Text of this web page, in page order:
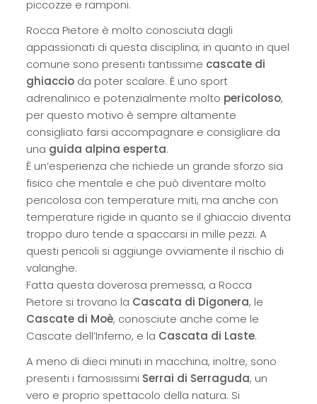
piccozze e ramponi.
Rocca Pietore è molto conosciuta dagli
appassionati di questa disciplina, in quanto in quel
comune sono presenti tantissime cascate di
ghiaccio da poter scalare. È uno sport
adrenalinico e potenzialmente molto pericoloso,
per questo motivo è sempre altamente
consigliato farsi accompagnare e consigliare da
una guida alpina esperta.
È un’esperienza che richiede un grande sforzo sia
fisico che mentale e che può diventare molto
pericolosa con temperature miti, ma anche con
temperature rigide in quanto se il ghiaccio diventa
troppo duro tende a spaccarsi in mille pezzi. A
questi pericoli si aggiunge ovviamente il rischio di
valanghe.
Fatta questa doverosa premessa, a Rocca
Pietore si trovano la Cascata di Digonera, le
Cascate di Moè, conosciute anche come le
Cascate dell’Inferno, e la Cascata di Laste.
A meno di dieci minuti in macchina, inoltre, sono
presenti i famosissimi Serrai di Serraguda, un
vero e proprio spettacolo della natura. Si